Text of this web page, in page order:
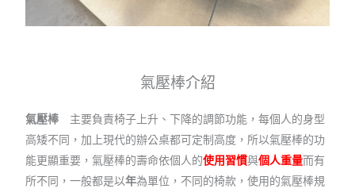
氣壓棒介紹
氣壓棒主要負責椅子上升、下降的調節功能，每個人的身型
高矮不同，加上現代的辦公桌都可定制高度，所以氣壓棒的功
能更顯重要，氣壓棒的壽命依個人的使用習慣與個人重量而有
所不同，一般都是以年為單位，不同的椅款，使用的氣壓棒規